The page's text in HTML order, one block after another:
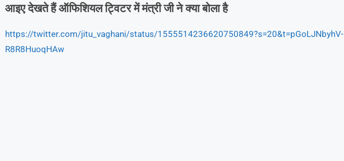
आइए देखते हैं ऑफिशियल ट्विटर में मंत्री जी ने क्या बोला है
https://twitter.com/jitu_vaghani/status/1555514236620750849?s=20&t=pGoLJNbyhV-
R8R8HuoqHAw